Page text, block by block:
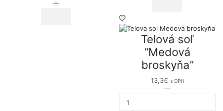
sprchový
Telová soľ
“Medová
broskyňa”
13,3€ s DPH
množstvo